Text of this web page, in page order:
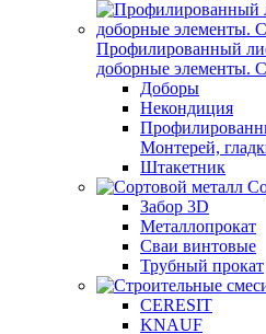
Профилированный
доборные элементы.
Доборы
Некондиция
Монтерей,
Штакетник
Забор 3D
Металлопрокат
Сваи винтовые
Трубный прокат
CERESIT
KNAUF